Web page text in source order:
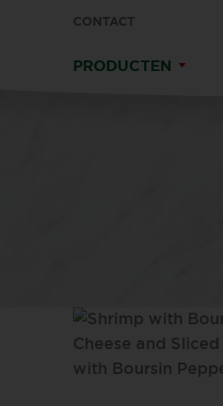
CONTACT
PRODUCTEN